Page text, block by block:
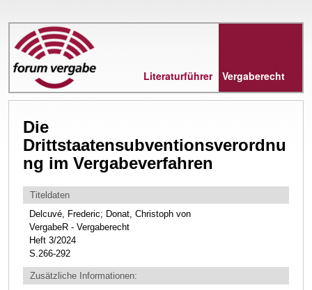
Literaturführer Vergaberecht
Die
Drittstaatensubventionsverordnu
ng im Vergabeverfahren
Titeldaten
Delcuvé, Frederic; Donat, Christoph von
VergabeR - Vergaberecht
Heft 3/2024
S.266-292
Zusätzliche Informationen: